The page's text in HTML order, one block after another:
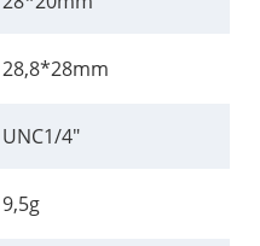
28,8*28mm
UNC1/4"
9,5g